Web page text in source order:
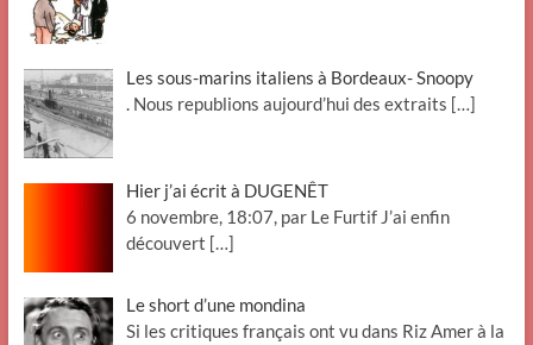
Les sous-marins italiens à Bordeaux- Snoopy
. Nous republions aujourd’hui des extraits […]
Hier j’ai écrit à DUGENÊT
6 novembre, 18:07, par Le Furtif J’ai enfin
découvert […]
Le short d’une mondina
Si les critiques français ont vu dans Riz Amer à la